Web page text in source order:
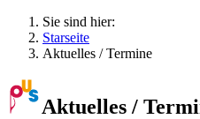
Sie sind hier:
Starseite
Aktuelles / Termine
Aktuelles /